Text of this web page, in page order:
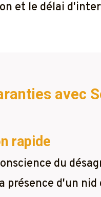
et le délai
avec
rapide
du
présence d'un